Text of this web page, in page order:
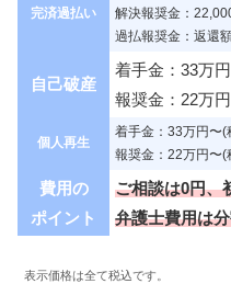
完済過払い
解決報奨金：
過払報奨金：返還
自己破産
着手金：33万
報奨金：22万
個人再生
着手金：33万円〜(
報奨金：22万円〜(
費用の
ポイント
ご相談は0円、
弁護士費用は
表示価格は全て税込です。